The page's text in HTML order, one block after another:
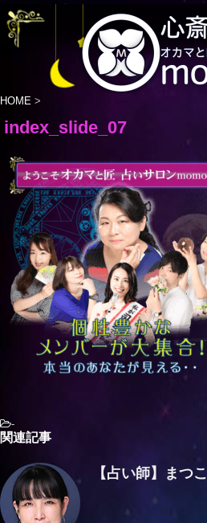
HOME >
index_slide_07
-
関連記事
【占い師】まつこ